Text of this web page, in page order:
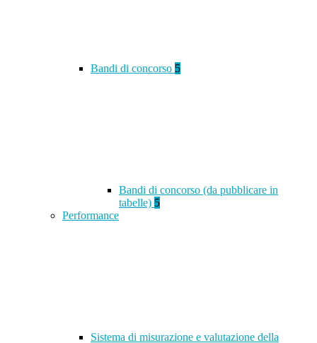
Bandi di concorso 5
Bandi di concorso (da pubblicare in
tabelle) 5
Performance
Sistema di misurazione e valutazione della